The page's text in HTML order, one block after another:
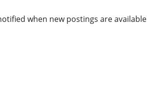
when new postings are available